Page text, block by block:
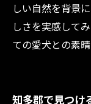
しい自然を背景
しさを実感して
ての愛犬との素
知多郡で見つけ